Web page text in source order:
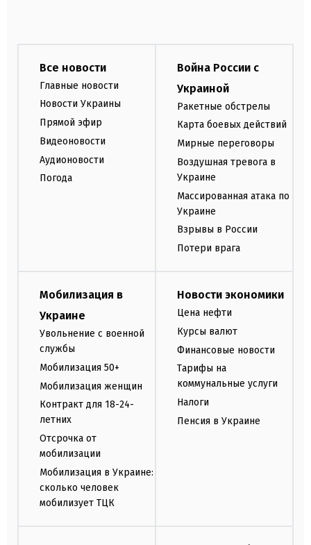
Все новости
Главные новости
Новости Украины
Прямой эфир
Видеоновости
Аудионовости
Погода
Война России с
Украиной
Ракетные обстрелы
Карта боевых действий
Мирные переговоры
Воздушная тревога в
Украине
Массированная атака по
Украине
Взрывы в России
Потери врага
Мобилизация в
Украине
Увольнение с военной
службы
Мобилизация 50+
Мобилизация женщин
Контракт для 18-24-
летних
Отсрочка от
мобилизации
Мобилизация в Украине:
сколько человек
мобилизует ТЦК
Новости экономики
Цена нефти
Курсы валют
Финансовые новости
Тарифы на
коммунальные услуги
Налоги
Пенсия в Украине